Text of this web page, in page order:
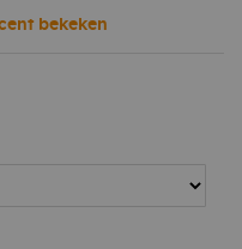
bekeken